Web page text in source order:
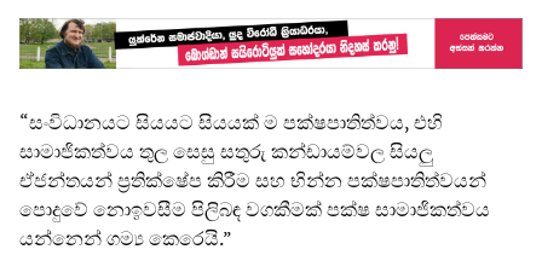
“සංවිධානයට සියයට සියයක් ම පක්ෂපාතිත්වය, එහි
සාමාජිකත්වය තුල සෙසු සතුරු කන්ඩායම්වල සියලු
ඒජන්තයන් ප්‍රතික්ෂේප කිරීම සහ භින්න පක්ෂපාතිත්වයන්
පොදුවේ නොඉවසීම පිලිබඳ වගකීමක් පක්ෂ සාමාජිකත්වය
යන්නෙන් ගම්‍ය කෙරෙයි.”